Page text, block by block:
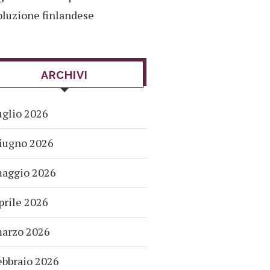
finlandese
ARCHIVI
2026
2026
2026
2026
2026
2026